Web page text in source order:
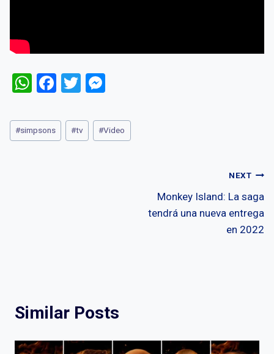
W
at
s
F
ce
b
T
tt
er
se
n
Post
Tags:
#simpsons #tv #Video
NEXT
Monkey Island: La saga
tendrá una nueva entrega
en 2022
Similar Posts